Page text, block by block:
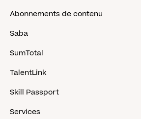
Abonnements de contenu
Saba
SumTotal
TalentLink
Skill Passport
Services